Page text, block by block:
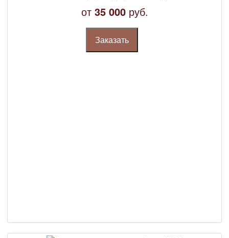
от 35 000 руб.
Заказать